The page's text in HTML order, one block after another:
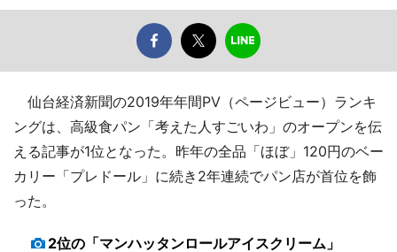
仙台経済新聞の2019年年間PV（ページビュー）ランキ
ングは、高級食パン「考えた人すごいわ」のオープンを伝
える記事が1位となった。昨年の全品「ほぼ」120円のベー
カリー「プレドール」に続き2年連続でパン店が首位を飾
った。
2位の「マンハッタンロールアイスクリーム」